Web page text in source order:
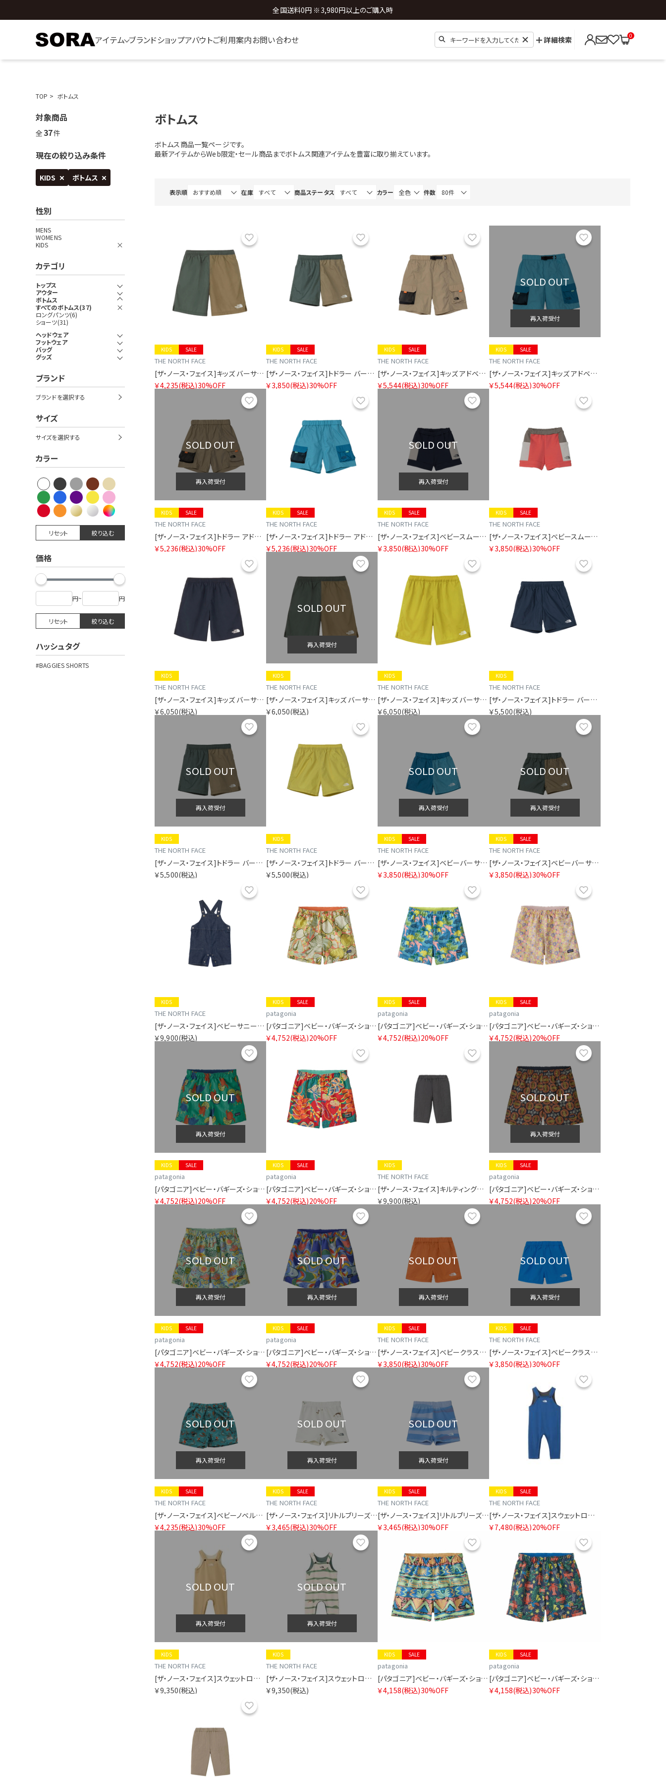
全国送料0円 ※3,980円以上のご購入時
アイテム ブランドショップアバウトご利用案内お問い合わせ 詳細検索 0
TOP ボトムス
対象商品
全37件
現在の絞り込み条件
KIDS ボトムス
性別
MENS
WOMENS
KIDS
カテゴリ
トップス
アウター
ボトムス
すべてのボトムス(37)
ロングパンツ(6)
ショーツ(31)
ヘッドウェア
フットウェア
バッグ
グッズ
ブランド
ブランドを選択する
サイズ
サイズを選択する
カラー
リセット 絞り込む
価格
円~ 円
リセット 絞り込む
ハッシュタグ
#BAGGIES SHORTS
ボトムス
ボトムス商品一覧ページです。
最新アイテムからWeb限定・セール商品までボトムス関連アイテムを豊富に取り揃えています。
表示順 在庫 商品ステータス カラー 件数
SALE
KIDS
THE NORTH FACE
[ザ・ノース・フェイス]キッズ バーサタイルショート
￥4,235(税込)30%OFF
SALE
KIDS
THE NORTH FACE
[ザ・ノース・フェイス]トドラー バーサタイルショート
￥3,850(税込)30%OFF
SALE
KIDS
THE NORTH FACE
[ザ・ノース・フェイス]キッズ アドベンチャーショート
￥5,544(税込)30%OFF
SOLD OUT
再入荷受付
SALE
KIDS
THE NORTH FACE
[ザ・ノース・フェイス]キッズ アドベンチャーショート
￥5,544(税込)30%OFF
SOLD OUT
再入荷受付
SALE
KIDS
THE NORTH FACE
[ザ・ノース・フェイス]トドラー アドベンチャーショート
￥5,236(税込)30%OFF
SALE
KIDS
THE NORTH FACE
[ザ・ノース・フェイス]トドラー アドベンチャーショート
￥5,236(税込)30%OFF
SOLD OUT
再入荷受付
SALE
KIDS
THE NORTH FACE
[ザ・ノース・フェイス]ベビースムースグローショート
￥3,850(税込)30%OFF
SALE
KIDS
THE NORTH FACE
[ザ・ノース・フェイス]ベビースムースグローショート
￥3,850(税込)30%OFF
KIDS
THE NORTH FACE
[ザ・ノース・フェイス]キッズ バーサタイルショート
￥6,050(税込)
SOLD OUT
再入荷受付
KIDS
THE NORTH FACE
[ザ・ノース・フェイス]キッズ バーサタイルショート
￥6,050(税込)
KIDS
THE NORTH FACE
[ザ・ノース・フェイス]キッズ バーサタイルショート
￥6,050(税込)
KIDS
THE NORTH FACE
[ザ・ノース・フェイス]トドラー バーサタイルショート
￥5,500(税込)
SOLD OUT
再入荷受付
KIDS
THE NORTH FACE
[ザ・ノース・フェイス]トドラー バーサタイルショート
￥5,500(税込)
KIDS
THE NORTH FACE
[ザ・ノース・フェイス]トドラー バーサタイルショート
￥5,500(税込)
SOLD OUT
再入荷受付
SALE
KIDS
THE NORTH FACE
[ザ・ノース・フェイス]ベビーバーサタイルショート
￥3,850(税込)30%OFF
SOLD OUT
再入荷受付
SALE
KIDS
THE NORTH FACE
[ザ・ノース・フェイス]ベビーバーサタイルショート
￥3,850(税込)30%OFF
KIDS
THE NORTH FACE
[ザ・ノース・フェイス]ベビーサニーデニムオーバーオール
￥9,900(税込)
SALE
KIDS
patagonia
[パタゴニア]ベビー・バギーズ・ショーツ
￥4,752(税込)20%OFF
SALE
KIDS
patagonia
[パタゴニア]ベビー・バギーズ・ショーツ
￥4,752(税込)20%OFF
SALE
KIDS
patagonia
[パタゴニア]ベビー・バギーズ・ショーツ
￥4,752(税込)20%OFF
SOLD OUT
再入荷受付
SALE
KIDS
patagonia
[パタゴニア]ベビー・バギーズ・ショーツ
￥4,752(税込)20%OFF
SALE
KIDS
patagonia
[パタゴニア]ベビー・バギーズ・ショーツ
￥4,752(税込)20%OFF
KIDS
THE NORTH FACE
[ザ・ノース・フェイス]キルティングパンツ（ベビー）
￥9,900(税込)
SOLD OUT
再入荷受付
SALE
KIDS
patagonia
[パタゴニア]ベビー・バギーズ・ショーツ
￥4,752(税込)20%OFF
SOLD OUT
再入荷受付
SALE
KIDS
patagonia
[パタゴニア]ベビー・バギーズ・ショーツ
￥4,752(税込)20%OFF
SOLD OUT
再入荷受付
SALE
KIDS
patagonia
[パタゴニア]ベビー・バギーズ・ショーツ
￥4,752(税込)20%OFF
SOLD OUT
再入荷受付
SALE
KIDS
THE NORTH FACE
[ザ・ノース・フェイス]ベビークラスファイブショート（ベビー）
￥3,850(税込)30%OFF
SOLD OUT
再入荷受付
SALE
KIDS
THE NORTH FACE
[ザ・ノース・フェイス]ベビークラスファイブショート（ベビー）
￥3,850(税込)30%OFF
SOLD OUT
再入荷受付
SALE
KIDS
THE NORTH FACE
[ザ・ノース・フェイス]ベビーノベルティクラスファイブショート（ベビー）
￥4,235(税込)30%OFF
SOLD OUT
再入荷受付
SALE
KIDS
THE NORTH FACE
[ザ・ノース・フェイス]リトルブリーズショート（ベビー）
￥3,465(税込)30%OFF
SOLD OUT
再入荷受付
SALE
KIDS
THE NORTH FACE
[ザ・ノース・フェイス]リトルブリーズショート（ベビー）
￥3,465(税込)30%OFF
SALE
KIDS
THE NORTH FACE
[ザ・ノース・フェイス]スウェットロゴオーバーオール（ベビー）
￥7,480(税込)20%OFF
SOLD OUT
再入荷受付
KIDS
THE NORTH FACE
[ザ・ノース・フェイス]スウェットロゴオーバーオール（ベビー）
￥9,350(税込)
SOLD OUT
再入荷受付
KIDS
THE NORTH FACE
[ザ・ノース・フェイス]スウェットロゴオーバーオール（ベビー）
￥9,350(税込)
SALE
KIDS
patagonia
[パタゴニア]ベビー・バギーズ・ショーツ
￥4,158(税込)30%OFF
SALE
KIDS
patagonia
[パタゴニア]ベビー・バギーズ・ショーツ
￥4,158(税込)30%OFF